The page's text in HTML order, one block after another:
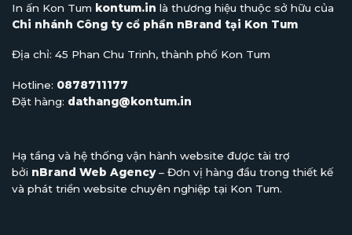
In ấn Kon Tum kontum.in là thương hiệu thuộc sở hữu của
Chi nhánh Công ty cổ phần nBrand tại Kon Tum
Địa chỉ: 45 Phan Chu Trinh, thành phố Kon Tum
Hotline: 0878711177
Đặt hàng: dathang@kontum.in
Hạ tầng và hệ thống vận hành website được tài trợ
bởi nBrand Web Agency– Đơn vị hàng đầu trong thiết kế
và phát triển website chuyên nghiệp tại Kon Tum.